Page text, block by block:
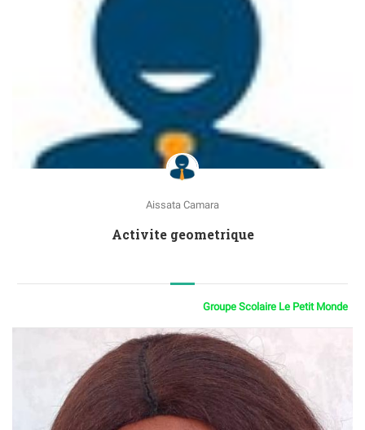
Aissata Camara
Activite geometrique
Groupe Scolaire Le Petit Monde